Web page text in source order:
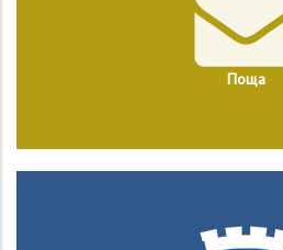
Поща